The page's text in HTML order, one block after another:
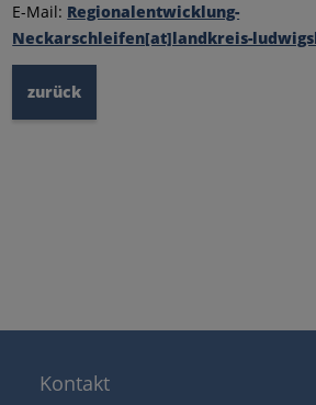
E-Mail: Regionalentwicklung-
Neckarschleifen[at]landkreis-
zurück
Kontakt